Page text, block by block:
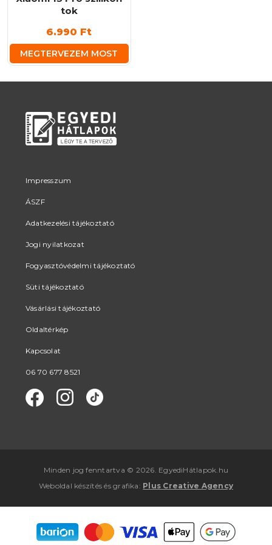
tok
6.990 Ft
MEGTERVEZEM MOST
Impresszum
ÁSZF
Adatkezelési tájékoztató
Jogi nyilatkozat
Fogyasztóvédelmi tájékoztató
Süti tájékoztató
Vásárlási tájékoztató
Oldaltérkép
Kapcsolat
06 70 677 8521
Minden jog fenntartva © 2026. EgyediHátlapok.hu
Weboldal készítés ésgrafika : Plus Creative Agency